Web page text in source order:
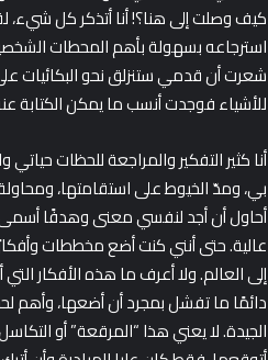
كيف وصلت إلى هنا؟! أنا أتذكر كل
استرجاعه بسهولة بأهم المحطات
شعرت أن قدمي ستنزلق نحو البكائيات
للأشياء فوجدت أنسب ما يمكن الكتابة
أنا كثير التفكير والمراجعة للحظات
بي، ومدّ الخيوط على استقامتها،
أحاول أن أجد لنفسي معنى وهدفًا أسمى
عالية. حتى أنني كنت أضع مخططات
إلى العالم. ولا أعرف ما هذه الأفكار
دائمًا ما تفشل بمجرد أن أضعها، وأهم
الجيدة. لا يعني هذا “المرقعة” أو